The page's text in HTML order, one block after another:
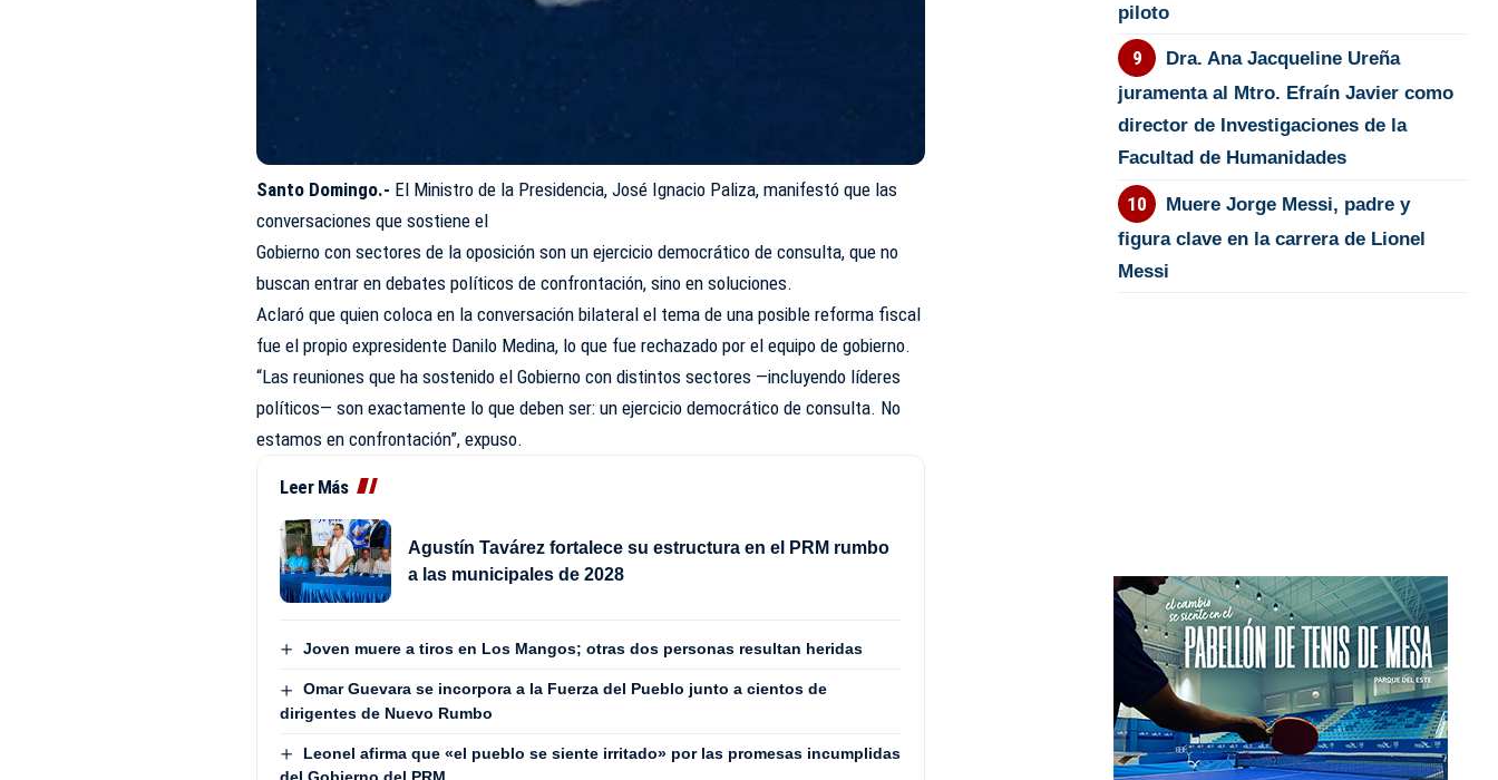
Santo Domingo.- El Ministro de la Presidencia, José Ignacio Paliza, manifestó que las
conversaciones que sostiene el
Gobierno con sectores de la oposición son un ejercicio democrático de consulta, que no
buscan entrar en debates políticos de confrontación, sino en soluciones.
Aclaró que quien coloca en la conversación bilateral el tema de una posible reforma fiscal
fue el propio expresidente Danilo Medina, lo que fue rechazado por el equipo de gobierno.
“Las reuniones que ha sostenido el Gobierno con distintos sectores —incluyendo líderes
políticos— son exactamente lo que deben ser: un ejercicio democrático de consulta. No
estamos en confrontación”, expuso.
Leer Más
Agustín Tavárez fortalece su estructura en el PRM rumbo
a las municipales de 2028
Joven muere a tiros en Los Mangos; otras dos personas resultan heridas
Omar Guevara se incorpora a la Fuerza del Pueblo junto a cientos de
dirigentes de Nuevo Rumbo
Leonel afirma que «el pueblo se siente irritado» por las promesas incumplidas
piloto
Dra. Ana Jacqueline Ureña
juramenta al Mtro. Efraín Javier como
director de Investigaciones de la
Facultad de Humanidades
Muere Jorge Messi, padre y
figura clave en la carrera de Lionel
Messi